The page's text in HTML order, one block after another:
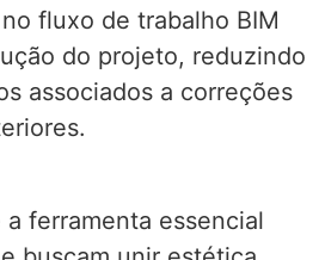
fluxo de trabalho BIM
do projeto, reduzindo
associados a correções
a ferramenta essencial